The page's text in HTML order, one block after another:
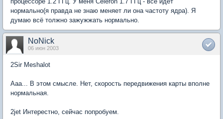
нормально(я правда не знаю меняет ли она частоту ядра). Я
думаю всё толжно зажужжать нормально.
NoNick
06 июн 2003
2Sir Meshalot
Ааа... В этом смысле. Нет, скорость передвижения карты вполне
нормальная.
2jet Интерестно, сейчас попробуем.